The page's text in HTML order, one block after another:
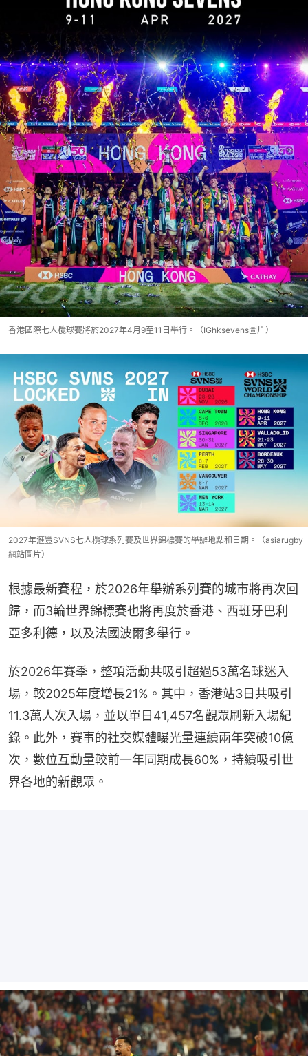
香港國際七人欖球賽將於2027年4月9至11日舉行。（IGhksevens圖片）
2027年滙豐SVNS七人欖球系列賽及世界錦標賽的舉辦地點和日期。（asiarugby
網站圖片）
根據最新賽程，於2026年舉辦系列賽的城市將再次回
歸，而3輪世界錦標賽也將再度於香港、西班牙巴利
亞多利德，以及法國波爾多舉行。
於2026年賽季，整項活動共吸引超過53萬名球迷入
場，較2025年度增長21%。其中，香港站3日共吸引
11.3萬人次入場，並以單日41,457名觀眾刷新入場紀
錄。此外，賽事的社交媒體曝光量連續兩年突破10億
次，數位互動量較前一年同期成長60%，持續吸引世
界各地的新觀眾。